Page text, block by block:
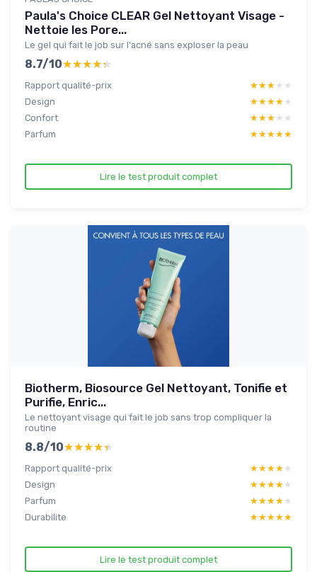
Paula's Choice CLEAR Gel Nettoyant Visage -
Nettoie les Pore...
Le gel qui fait le job sur l'acné sans exploser la peau
8.7/10★★★★★
★★★★★
Rapport qualité-prix ★★★★★
★★★★★
Design
★★★★★
★★★★★
Confort
★★★★★
★★★★★
Parfum
★★★★★
★★★★★
Lire le test produit complet
Biotherm, Biosource Gel Nettoyant, Tonifie et
Purifie, Enric...
Le nettoyant visage qui fait le job sans trop compliquer la
routine
8.8/10★★★★★
★★★★★
Rapport qualité-prix ★★★★★
★★★★★
Design
★★★★★
★★★★★
Parfum
★★★★★
★★★★★
Durabilite
★★★★★
★★★★★
Lire le test produit complet